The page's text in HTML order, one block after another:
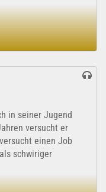
in seiner Jugend
versucht er
einen Job
schwiriger